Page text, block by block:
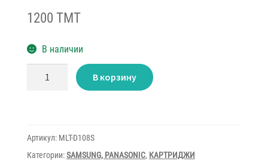
1200 TMT
В наличии
Количество
товара
for
1640,2240
В корзину
Артикул: MLT-D108S
Категории:SAMSUNG, PANASONIC, КАРТРИДЖИ